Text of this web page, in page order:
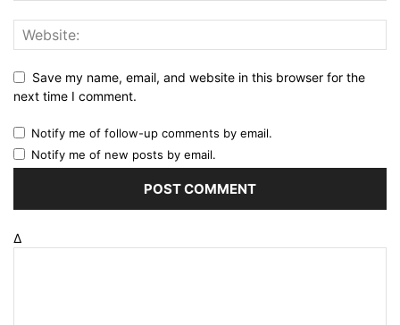
Save my name, email, and website in this browser for the
next time I comment.
Notify me of follow-up comments by email.
Notify me of new posts by email.
Δ